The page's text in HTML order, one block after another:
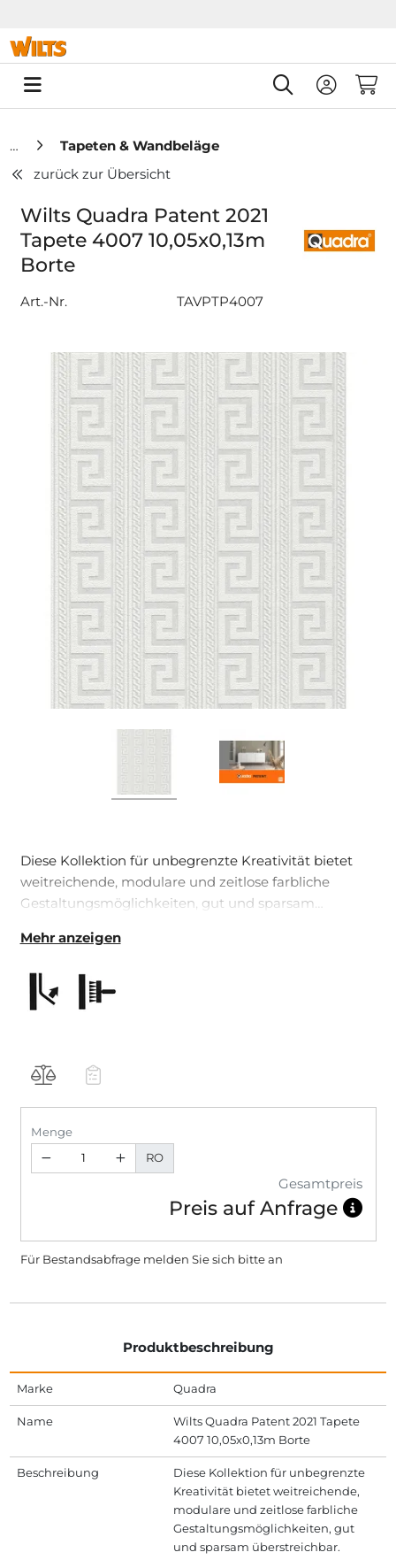
0
Tapeten & Wandbeläge
zurück zur Übersicht
Wilts Quadra Patent 2021
Tapete 4007 10,05x0,13m
Borte
Art.-Nr. TAVPTP4007
Diese Kollektion für unbegrenzte Kreativität bietet
weitreichende, modulare und zeitlose farbliche
Gestaltungsmöglichkeiten, gut und sparsam
Mehr anzeigen
Menge
RO
Gesamtpreis
Preis auf Anfrage
Für Bestandsabfrage melden Sie sich bittean
Produktbeschreibung
Marke Quadra
Name
Wilts Quadra Patent 2021 Tapete
4007 10,05x0,13m Borte
Beschreibung
Diese Kollektion für unbegrenzte
Kreativität bietet weitreichende,
modulare und zeitlose farbliche
Gestaltungsmöglichkeiten, gut
und sparsam überstreichbar.